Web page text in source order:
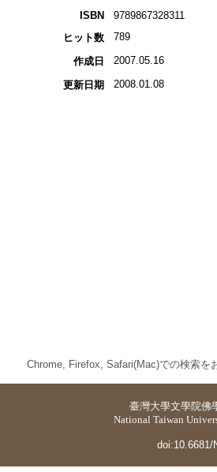
ISBN
9789867328311
ヒット数
789
作成日 2007.05.16
更新日期 2008.01.08
Chrome, Firefox, Safari(Mac)での検索を
臺灣大學文學院佛
National Taiwan
doi:10.6681/